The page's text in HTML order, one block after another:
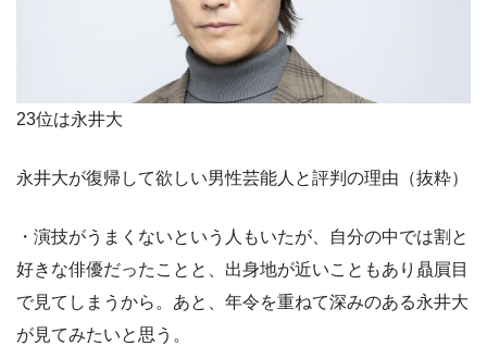
23位は永井大
永井大が復帰して欲しい男性芸能人と評判の理由（抜粋）
・演技がうまくないという人もいたが、自分の中では割と
好きな俳優だったことと、出身地が近いこともあり贔屓目
で見てしまうから。あと、年令を重ねて深みのある永井大
が見てみたいと思う。